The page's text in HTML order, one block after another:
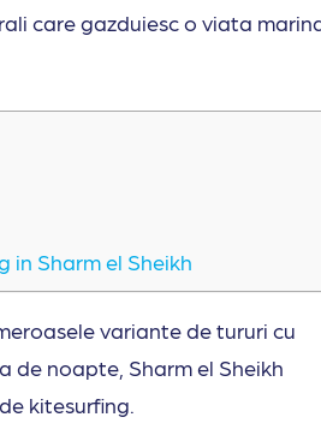
care gazduiesc o viata
in Sharm el Sheikh
variante de tururi cu
de noapte, Sharm el Sheikh
kitesurfing.